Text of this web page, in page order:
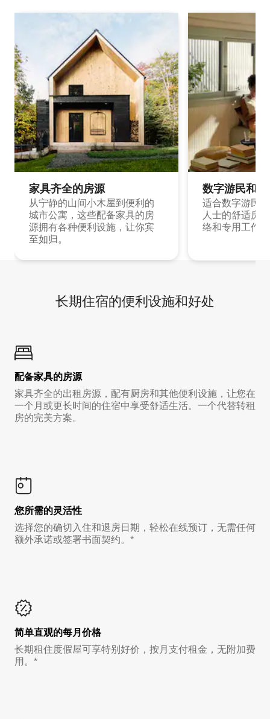
家具齐全的房源
从宁静的山间小木屋到便利的
城市公寓，这些配备家具的房
源拥有各种便利设施，让你宾
至如归。
数字游民和
适合数字游民
人士的舒适房
络和专用工作
长期住宿的便利设施和好处
配备家具的房源
家具齐全的出租房源，配有厨房和其他便利设施，让您在
一个月或更长时间的住宿中享受舒适生活。一个代替转租
房的完美方案。
您所需的灵活性
选择您的确切入住和退房日期，轻松在线预订，无需任何
额外承诺或签署书面契约。*
简单直观的每月价格
长期租住度假屋可享特别好价，按月支付租金，无附加费
用。*